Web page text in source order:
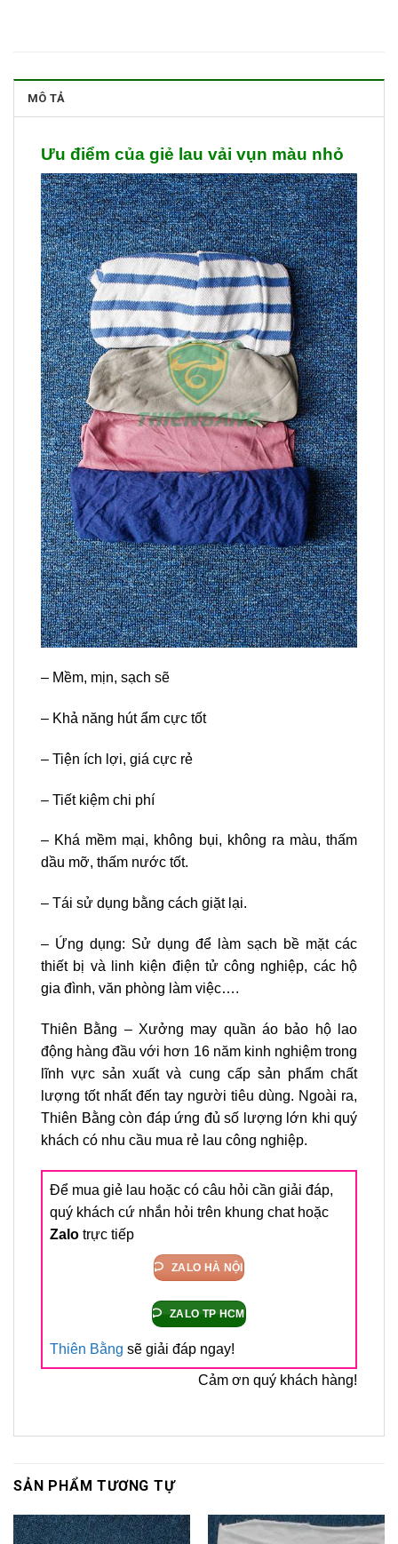
MÔ TẢ
Ưu điểm của giẻ lau vải vụn màu nhỏ
– Mềm, mịn, sạch sẽ
– Khả năng hút ẩm cực tốt
– Tiện ích lợi, giá cực rẻ
– Tiết kiệm chi phí
– Khá mềm mại, không bụi, không ra màu, thấm
dầu mỡ, thấm nước tốt.
– Tái sử dụng bằng cách giặt lại.
– Ứng dụng: Sử dụng để làm sạch bề mặt các
thiết bị và linh kiện điện tử công nghiệp, các hộ
gia đình, văn phòng làm việc….
Thiên Bằng – Xưởng may quần áo bảo hộ lao
động hàng đầu với hơn 16 năm kinh nghiệm trong
lĩnh vực sản xuất và cung cấp sản phẩm chất
lượng tốt nhất đến tay người tiêu dùng. Ngoài ra,
Thiên Bằng còn đáp ứng đủ số lượng lớn khi quý
khách có nhu cầu mua rẻ lau công nghiệp.
Để mua giẻ lau hoặc có câu hỏi cần giải đáp,
quý khách cứ nhắn hỏi trên khung chat hoặc
Zalo trực tiếp
ZALO HÀ NỘI
ZALO TP HCM
Thiên Bằng sẽ giải đáp ngay!
Cảm ơn quý khách hàng!
SẢN PHẨM TƯƠNG TỰ